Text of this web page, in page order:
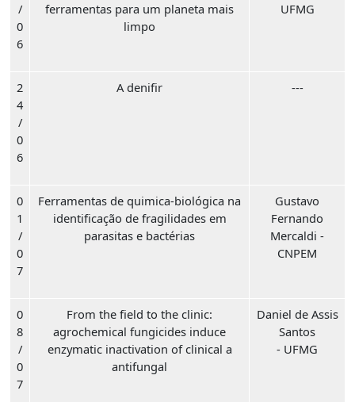
/
0
6
ferramentas para um planeta mais
limpo
UFMG
2
4
/
0
6
A denifir ---
0
1
/
0
7
Ferramentas de quimica-biológica na
identificação de fragilidades em
parasitas e bactérias
Gustavo
Fernando
Mercaldi -
CNPEM
0
8
/
0
7
From the field to the clinic:
agrochemical fungicides induce
enzymatic inactivation of clinical a
antifungal
Daniel de Assis
Santos
- UFMG